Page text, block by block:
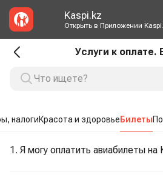
Kaspi.kz
Открыть в Приложении
Услуги к оплате.
налогиКрасота и здоровьеБилеты
1. Я могу оплатить авиабилеты на